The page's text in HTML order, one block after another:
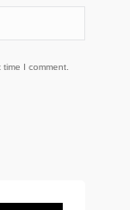
I comment.